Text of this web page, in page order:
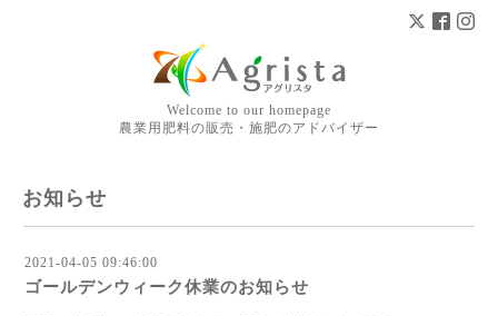
Welcome to our homepage
農業用肥料の販売・施肥のアドバイザー
お知らせ
2021-04-05 09:46:00
ゴールデンウィーク休業のお知らせ